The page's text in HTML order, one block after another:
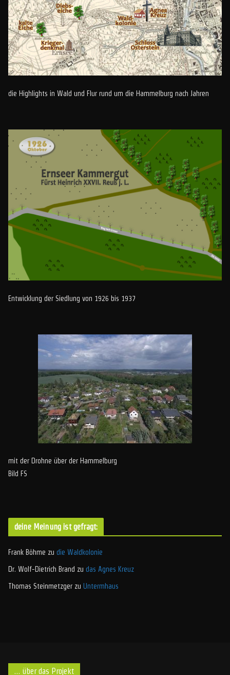
die Highlights in Wald und Flur rund um die Hammelburg nach Jahren
Entwicklung der Siedlung von 1926 bis 1937
mit der Drohne über der Hammelburg
Bild FS
deine Meinung ist gefragt:
Frank Böhme zu die Waldkolonie
Dr. Wolf-Dietrich Brand zu das Agnes Kreuz
Thomas Steinmetzger zu Untermhaus
… über das Projekt